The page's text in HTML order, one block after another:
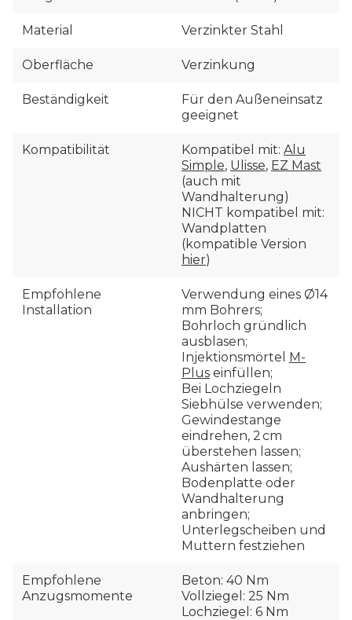
Material Verzinkter Stahl
Oberfläche Verzinkung
Beständigkeit
Für den Außeneinsatz
geeignet
Kompatibilität Kompatibel mit: Alu
Simple, Ulisse, EZ Mast
(auch mit
Wandhalterung)
NICHT kompatibel mit:
Wandplatten
(kompatible Version
hier)
Empfohlene
Installation
Verwendung eines Ø14
mm Bohrers;
Bohrloch gründlich
ausblasen;
Injektionsmörtel M-
Plus einfüllen;
Bei Lochziegeln
Siebhülse verwenden;
Gewindestange
eindrehen, 2 cm
überstehen lassen;
Aushärten lassen;
Bodenplatte oder
Wandhalterung
anbringen;
Unterlegscheiben und
Muttern festziehen
Empfohlene
Anzugsmomente
Beton: 40 Nm
Vollziegel: 25 Nm
Lochziegel: 6 Nm